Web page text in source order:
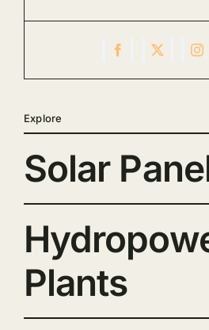
Explore
Solar
Plants